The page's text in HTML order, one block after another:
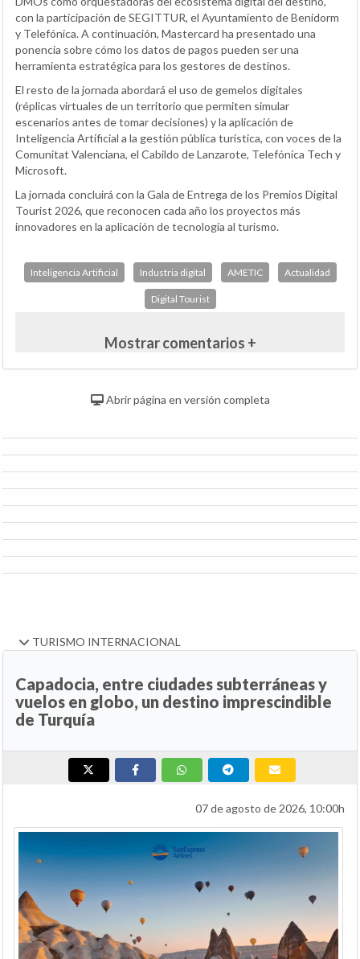
con la participación de SEGITTUR, el Ayuntamiento de Benidorm
y Telefónica. A continuación, Mastercard ha presentado una
ponencia sobre cómo los datos de pagos pueden ser una
herramienta estratégica para los gestores de destinos.
El resto de la jornada abordará el uso de gemelos digitales
(réplicas virtuales de un territorio que permiten simular
escenarios antes de tomar decisiones) y la aplicación de
Inteligencia Artificial a la gestión pública turística, con voces de la
Comunitat Valenciana, el Cabildo de Lanzarote, Telefónica Tech y
Microsoft.
La jornada concluirá con la Gala de Entrega de los Premios Digital
Tourist 2026, que reconocen cada año los proyectos más
innovadores en la aplicación de tecnología al turismo.
Inteligencia Artificial Industria digital AMETIC Actualidad
Digital Tourist
Mostrar comentarios +
Abrir página en versión completa
TURISMO INTERNACIONAL
Capadocia, entre ciudades subterráneas y
vuelos en globo, un destino imprescindible
de Turquía
07 de agosto de 2026, 10:00h